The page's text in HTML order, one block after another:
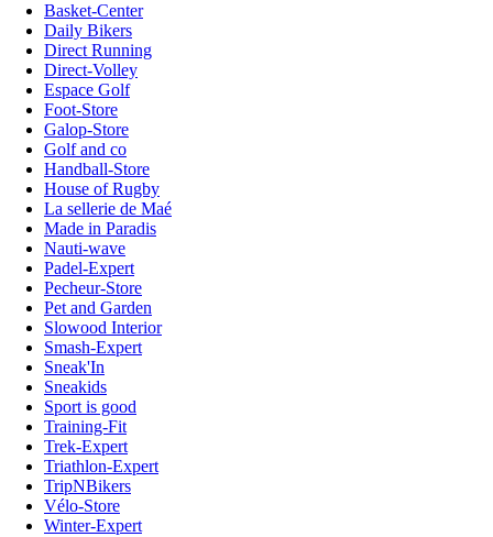
Basket-Center
Daily Bikers
Direct Running
Direct-Volley
Espace Golf
Foot-Store
Galop-Store
Golf and co
Handball-Store
House of Rugby
La sellerie de Maé
Made in Paradis
Nauti-wave
Padel-Expert
Pecheur-Store
Pet and Garden
Slowood Interior
Smash-Expert
Sneak'In
Sneakids
Sport is good
Training-Fit
Trek-Expert
Triathlon-Expert
TripNBikers
Vélo-Store
Winter-Expert